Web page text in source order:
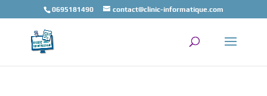
0695181490 contact@clinic-informatique.com